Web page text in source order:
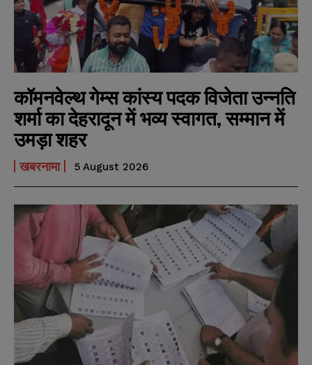
कॉमनवेल्थ गेम्स कांस्य पदक विजेता उन्नति
शर्मा का देहरादून में भव्य स्वागत, सम्मान में
उमड़ा शहर
खबरनामा 5 August 2026